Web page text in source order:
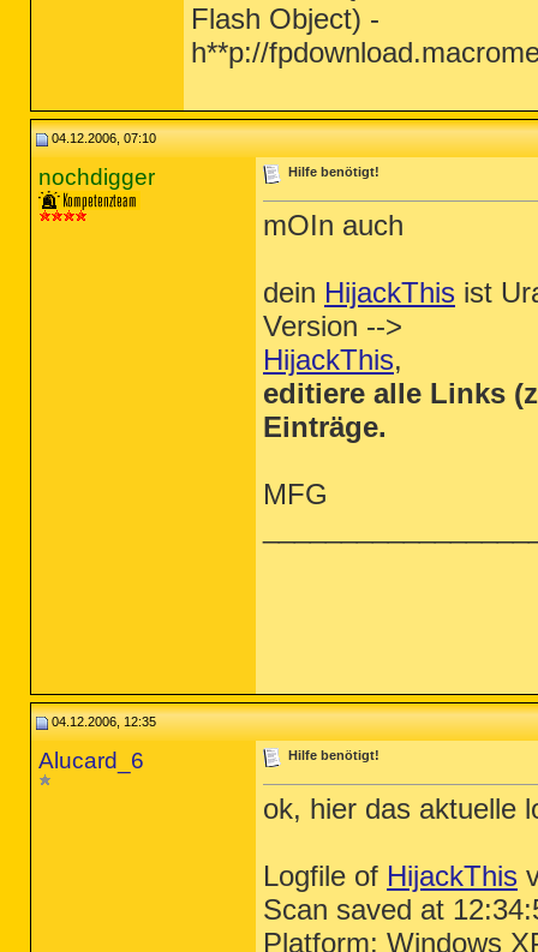
Flash Object) -
h**p://
04.12.2006, 07:10
nochdigger Hilfe benötigt!
mOIn auch
dein HijackThis ist
Version -->
HijackThis,
editiere alle Links
Einträge.
MFG
04.12.2006, 12:35
Alucard_6 Hilfe benötigt!
ok, hier das aktuelle
Logfile of HijackThis
Scan saved at
Platform: Windows